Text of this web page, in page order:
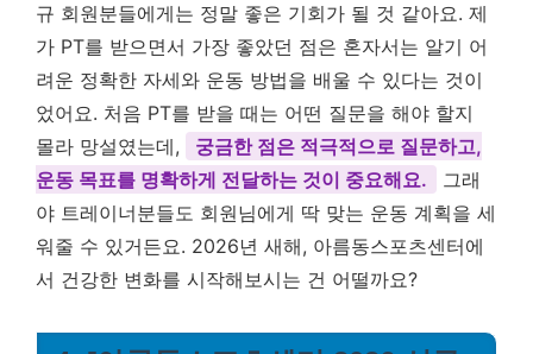
규 회원분들에게는 정말 좋은 기회가 될 것 같아요. 제
가 PT를 받으면서 가장 좋았던 점은 혼자서는 알기 어
려운 정확한 자세와 운동 방법을 배울 수 있다는 것이
었어요. 처음 PT를 받을 때는 어떤 질문을 해야 할지
몰라 망설였는데,
궁금한 점은 적극적으로 질문하고,
운동 목표를 명확하게 전달하는 것이 중요해요.
그래
야 트레이너분들도 회원님에게 딱 맞는 운동 계획을 세
워줄 수 있거든요. 2026년 새해, 아름동스포츠센터에
서 건강한 변화를 시작해보시는 건 어떨까요?